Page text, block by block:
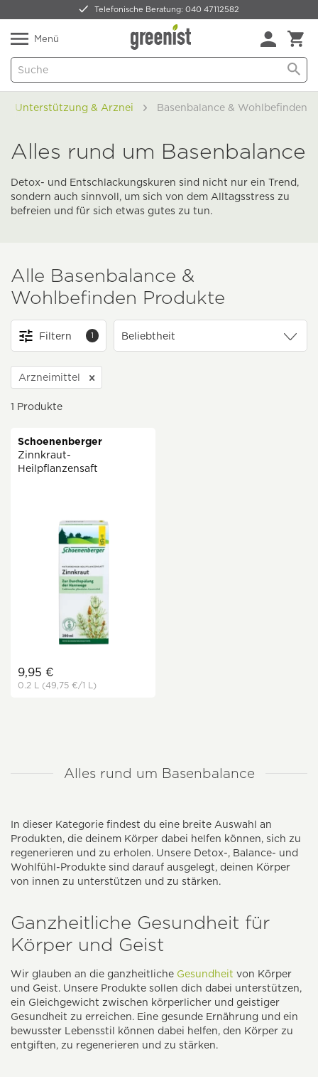
Telefonische Beratung: 040 47112582
Natürlich Pflanzlich Lecker
Menü
Unterstützung & Arznei Basenbalance & Wohlbefinden
Alles rund um Basenbalance
Detox- und Entschlackungskuren sind nicht nur ein Trend,
sondern auch sinnvoll, um sich von dem Alltagsstress zu
befreien und für sich etwas gutes zu tun.
Alle Basenbalance &
Wohlbefinden Produkte
Filtern 1
Arzneimittel
1 Produkte
Schoenenberger
Zinnkraut-
Heilpflanzensaft
9,95 €
0.2 L (49,75 €/1 L)
Alles rund um Basenbalance
In dieser Kategorie findest du eine breite Auswahl an
Produkten, die deinem Körper dabei helfen können, sich zu
regenerieren und zu erholen. Unsere Detox-, Balance- und
Wohlfühl-Produkte sind darauf ausgelegt, deinen Körper
von innen zu unterstützen und zu stärken.
Ganzheitliche Gesundheit für
Körper und Geist
Wir glauben an die ganzheitliche Gesundheit von Körper
und Geist. Unsere Produkte sollen dich dabei unterstützen,
ein Gleichgewicht zwischen körperlicher und geistiger
Gesundheit zu erreichen. Eine gesunde Ernährung und ein
bewusster Lebensstil können dabei helfen, den Körper zu
entgiften, zu regenerieren und zu stärken.